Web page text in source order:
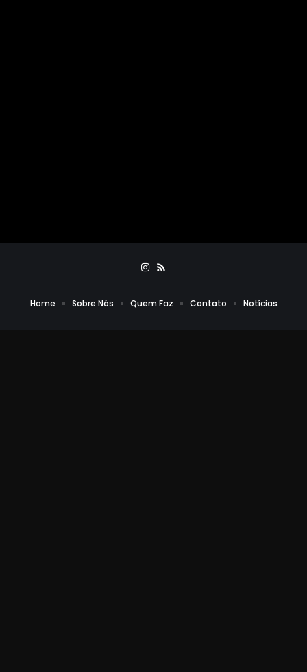
Home Sobre Nós Quem Faz Contato Notícias